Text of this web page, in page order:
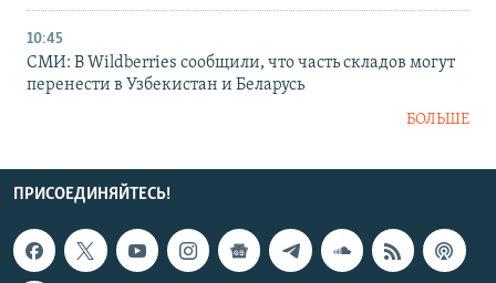
10:45
СМИ: В Wildberries сообщили, что часть складов могут
перенести в Узбекистан и Беларусь
БОЛЬШЕ
ПРИСОЕДИНЯЙТЕСЬ!